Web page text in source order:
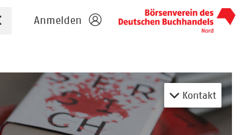
Sucheingabe zurücksetzen
Anmelden
Kontakt